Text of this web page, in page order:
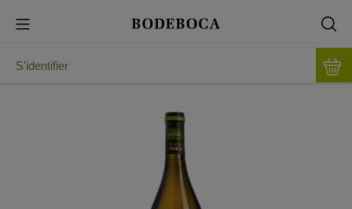
S'identifier